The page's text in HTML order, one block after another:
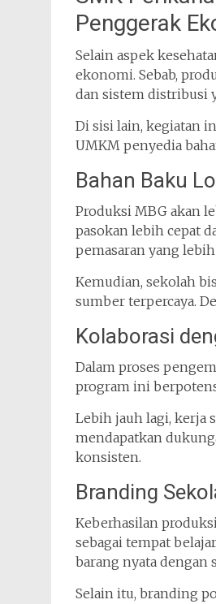
Penggerak
Selain aspek
ekonomi. Sebab,
dan sistem distribusi
Di sisi lain, kegiatan
UMKM penyedia
Bahan Baku
Produksi MBG akan
pasokan lebih cepat
pemasaran yang
Kemudian, sekolah
sumber terpercaya.
Kolaborasi
Dalam proses
program ini
Lebih jauh lagi, kerja
mendapatkan
konsisten.
Branding
Keberhasilan
sebagai tempat
barang nyata dengan
Selain itu, branding